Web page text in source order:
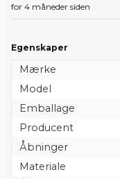
for 4 måneder siden
Egenskaper
Mærke
Model
Emballage
Producent
Åbninger
Materiale